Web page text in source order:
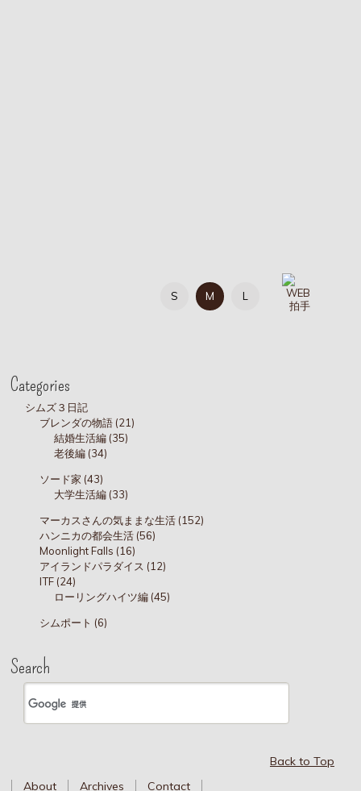
S M L
Categories
シムズ３日記
ブレンダの物語 (21)
結婚生活編 (35)
老後編 (34)
ソード家 (43)
大学生活編 (33)
マーカスさんの気ままな生活 (152)
ハンニカの都会生活 (56)
Moonlight Falls (16)
アイランドパラダイス (12)
ITF (24)
ローリングハイツ編 (45)
シムポート (6)
Search
Back to Top
About
Archives Contact